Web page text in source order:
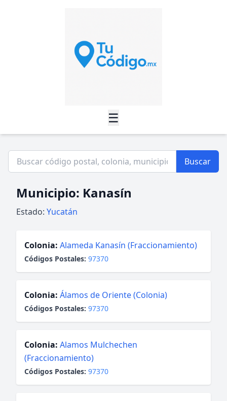
☰
Buscar
Municipio: Kanasín
Estado: Yucatán
Colonia: Alameda Kanasín (Fraccionamiento)
Códigos Postales: 97370
Colonia: Álamos de Oriente (Colonia)
Códigos Postales: 97370
Colonia: Alamos Mulchechen
(Fraccionamiento)
Códigos Postales: 97370